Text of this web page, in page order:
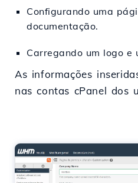
Configurando uma
documentação.
Carregando um logo e
As informações
nas contas cPanel dos